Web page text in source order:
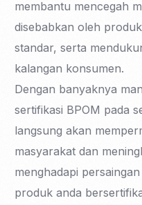
membantu mencegah
disebabkan oleh
standar, serta
kalangan konsumen.
Dengan banyaknya
sertifikasi BPOM pada
langsung akan
masyarakat dan
menghadapi
produk anda